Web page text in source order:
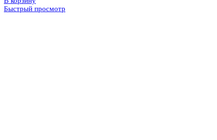
Быстрый просмотр